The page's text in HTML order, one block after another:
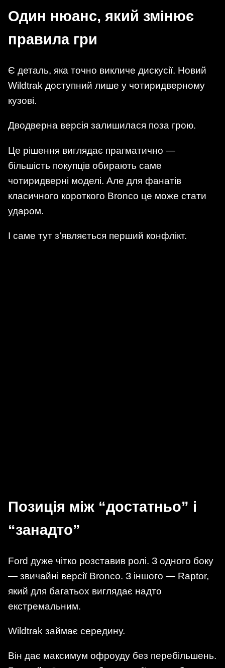
Один нюанс, який змінює
правила гри
Є деталь, яка точно викличе дискусії. Новий
Wildtrak доступний лише у чотиридверному
кузові.
Дводверна версія залишилася поза грою.
Це рішення виглядає прагматично —
більшість покупців обирають саме
чотиридверні моделі. Але для фанатів
класичного короткого Bronco це може стати
ударом.
І саме тут з’являється перший конфлікт.
Позиція між “достатньо” і
“занадто”
Ford дуже чітко розставив ролі. З одного боку
— звичайні версії Bronco. З іншого — Raptor,
який для багатьох виглядає надто
екстремальним.
Wildtrak займає середину.
Він дає максимум офроуду без перебільшень.